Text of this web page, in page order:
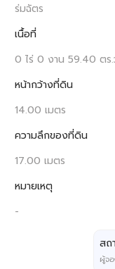
ร่มฉัตร
เนื้อที่
0 ไร่ 0 งาน 59.40 ตร.
หน้ากว้างที่ดิน
14.00 เมตร
ความลึกของที่ดิน
17.00 เมตร
หมายเหตุ
-
สถ
ผู้จ